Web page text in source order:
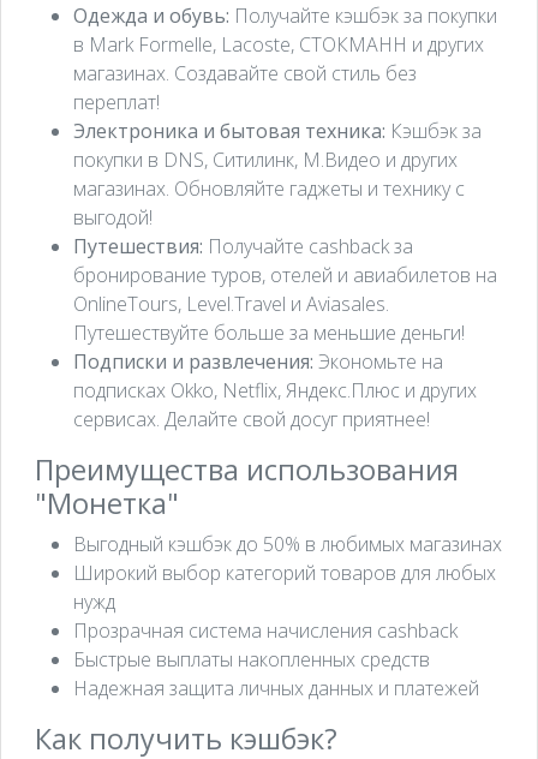
Одежда и обувь: Получайте кэшбэк за покупки
в Mark Formelle, Lacoste, СТОКМАНН и других
магазинах. Создавайте свой стиль без
переплат!
Электроника и бытовая техника: Кэшбэк за
покупки в DNS, Ситилинк, М.Видео и других
магазинах. Обновляйте гаджеты и технику с
выгодой!
Путешествия: Получайте cashback за
бронирование туров, отелей и авиабилетов на
OnlineTours, Level.Travel и Aviasales.
Путешествуйте больше за меньшие деньги!
Подписки и развлечения: Экономьте на
подписках Okko, Netflix, Яндекс.Плюс и других
сервисах. Делайте свой досуг приятнее!
Преимущества использования
"Монетка"
Выгодный кэшбэк до 50% в любимых магазинах
Широкий выбор категорий товаров для любых
нужд
Прозрачная система начисления cashback
Быстрые выплаты накопленных средств
Надежная защита личных данных и платежей
Как получить кэшбэк?